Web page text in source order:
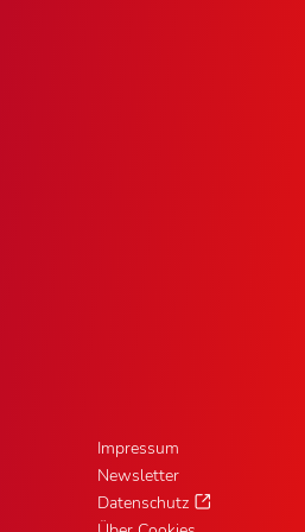
Impressum
Newsletter
Datenschutz